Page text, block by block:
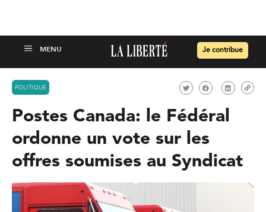
Je contribue
POLITIQUE
Postes Canada: le Fédéral
ordonne un vote sur les
offres soumises au Syndicat